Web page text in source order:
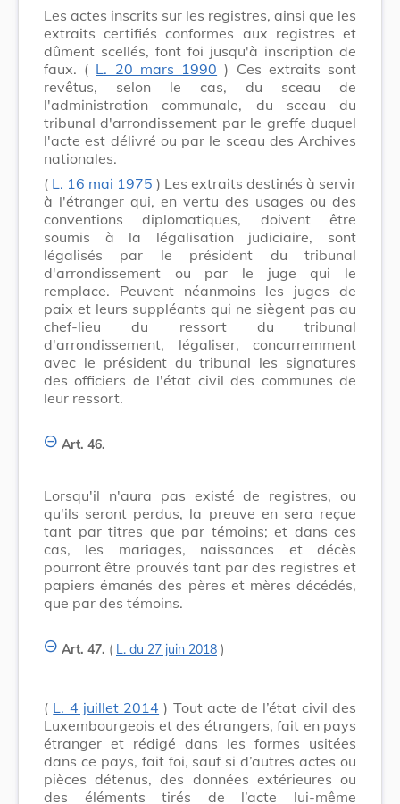
Les actes inscrits sur les registres, ainsi que les
extraits certifiés conformes aux registres et
dûment scellés, font foi jusqu'à inscription de
faux. ( L. 20 mars 1990 ) Ces extraits sont
revêtus, selon le cas, du sceau de
l'administration communale, du sceau du
tribunal d'arrondissement par le greffe duquel
l'acte est délivré ou par le sceau des Archives
nationales.
( L. 16 mai 1975 ) Les extraits destinés à servir
à l'étranger qui, en vertu des usages ou des
conventions diplomatiques, doivent être
soumis à la légalisation judiciaire, sont
légalisés par le président du tribunal
d'arrondissement ou par le juge qui le
remplace. Peuvent néanmoins les juges de
paix et leurs suppléants qui ne siègent pas au
chef-lieu du ressort du tribunal
d'arrondissement, légaliser, concurremment
avec le président du tribunal les signatures
des officiers de l'état civil des communes de
leur ressort.
Art. 46.
Lorsqu'il n'aura pas existé de registres, ou
qu'ils seront perdus, la preuve en sera reçue
tant par titres que par témoins; et dans ces
cas, les mariages, naissances et décès
pourront être prouvés tant par des registres et
papiers émanés des pères et mères décédés,
que par des témoins.
Art. 47. ( L. du 27 juin 2018 )
( L. 4 juillet 2014 ) Tout acte de l’état civil des
Luxembourgeois et des étrangers, fait en pays
étranger et rédigé dans les formes usitées
dans ce pays, fait foi, sauf si d’autres actes ou
pièces détenus, des données extérieures ou
des éléments tirés de l’acte lui-même